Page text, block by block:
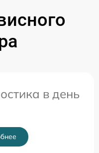
в день